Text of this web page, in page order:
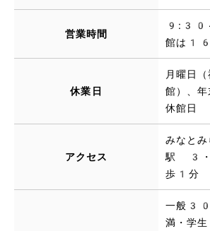
営業時間
9:30
館は
休業日
月曜日
館）、
休館日
アクセス
みなと
駅 3・
歩1分
一般
満・